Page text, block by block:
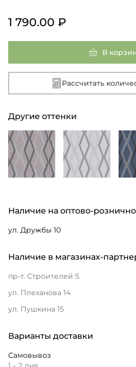
1 790.00 ₽
В
Рассчитать
Другие оттенки
Наличие на оптово-
ул. Дружбы 10
Наличие в магазинах-
пр-т. Строителей 5
ул. Плеханова 14
ул. Пушкина 15
Варианты доставки
Самовывоз